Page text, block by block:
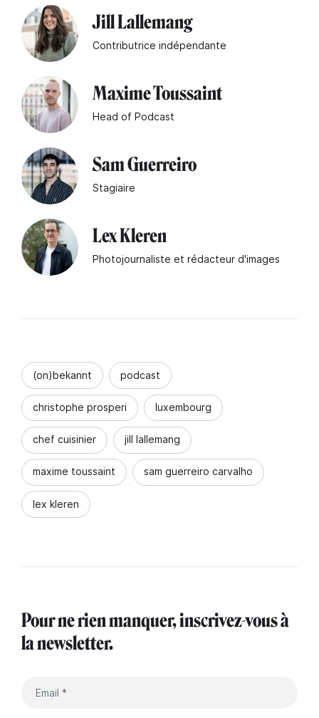
Jill Lallemang
Contributrice indépendante
Maxime Toussaint
Head of Podcast
Sam Guerreiro
Stagiaire
Lex Kleren
Photojournaliste et rédacteur d'images
(on)bekannt podcast
christophe prosperi luxembourg
chef cuisinier jill lallemang
maxime toussaint sam guerreiro carvalho
lex kleren
Pour ne rien manquer, inscrivez-vous à
la newsletter.